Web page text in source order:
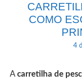
COMO
4
A carretilha de